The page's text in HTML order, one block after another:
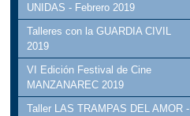
UNIDAS - Febrero 2019
Talleres con la GUARDIA CIVIL
2019
VI Edición Festival de Cine
MANZANAREC 2019
Taller LAS TRAMPAS DEL AMOR -